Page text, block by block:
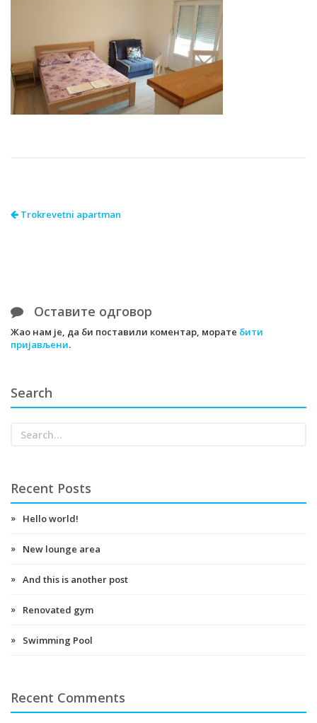
Trokrevetni apartman
Оставите одговор
Жао нам је, да би поставили коментар, морате бити
пријављени.
Search
Recent Posts
Hello world!
New lounge area
And this is another post
Renovated gym
Swimming Pool
Recent Comments